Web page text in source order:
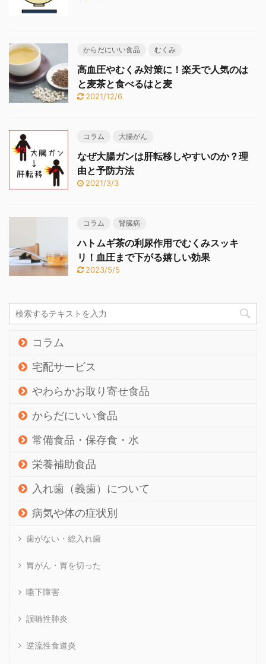
からだにいい食品 むくみ
高血圧やむくみ対策に！楽天で人気のは
と麦茶と食べるはと麦
2021/12/6
コラム 大腸がん
なぜ大腸ガンは肝転移しやすいのか？理
由と予防方法
2021/3/3
コラム 腎臓病
ハトムギ茶の利尿作用でむくみスッキ
リ！血圧まで下がる嬉しい効果
2023/5/5
コラム
宅配サービス
やわらかお取り寄せ食品
からだにいい食品
常備食品・保存食・水
栄養補助食品
入れ歯（義歯）について
病気や体の症状別
歯がない・総入れ歯
胃がん・胃を切った
嚥下障害
誤嚥性肺炎
逆流性食道炎